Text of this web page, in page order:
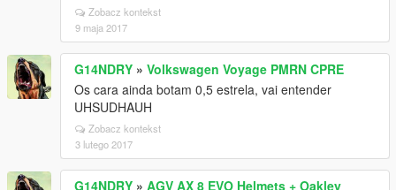
Zobacz kontekst
9 maja 2017
G14NDRY » Volkswagen Voyage PMRN CPRE
Os cara ainda botam 0,5 estrela, vai entender
UHSUDHAUH
Zobacz kontekst
3 lutego 2017
G14NDRY » AGV AX 8 EVO Helmets + Oakley